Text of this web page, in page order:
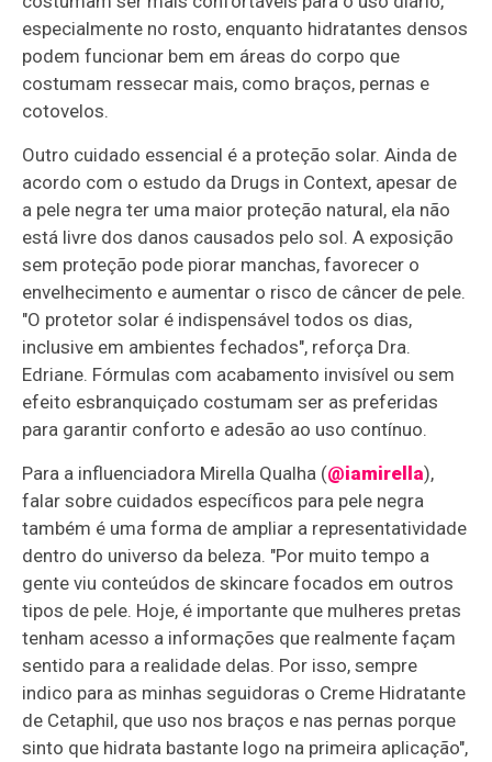
especialmente no rosto, enquanto hidratantes densos
podem funcionar bem em áreas do corpo que
costumam ressecar mais, como braços, pernas e
cotovelos.
Outro cuidado essencial é a proteção solar. Ainda de
acordo com o estudo da Drugs in Context, apesar de
a pele negra ter uma maior proteção natural, ela não
está livre dos danos causados pelo sol. A exposição
sem proteção pode piorar manchas, favorecer o
envelhecimento e aumentar o risco de câncer de pele.
"O protetor solar é indispensável todos os dias,
inclusive em ambientes fechados", reforça Dra.
Edriane. Fórmulas com acabamento invisível ou sem
efeito esbranquiçado costumam ser as preferidas
para garantir conforto e adesão ao uso contínuo.
Para a influenciadora Mirella Qualha (@iamirella),
falar sobre cuidados específicos para pele negra
também é uma forma de ampliar a representatividade
dentro do universo da beleza. "Por muito tempo a
gente viu conteúdos de skincare focados em outros
tipos de pele. Hoje, é importante que mulheres pretas
tenham acesso a informações que realmente façam
sentido para a realidade delas. Por isso, sempre
indico para as minhas seguidoras o Creme Hidratante
de Cetaphil, que uso nos braços e nas pernas porque
sinto que hidrata bastante logo na primeira aplicação",